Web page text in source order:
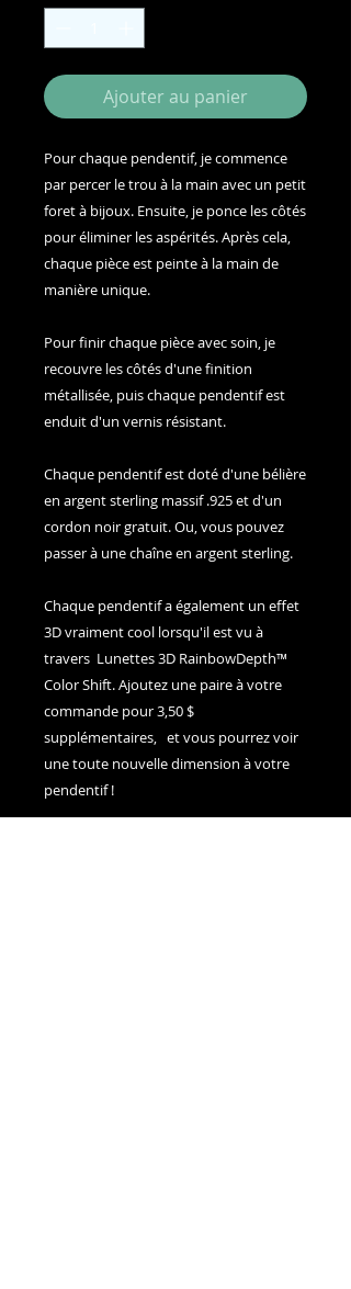
Ajouter au panier
Pour chaque pendentif, je commence
par percer le trou à la main avec un petit
foret à bijoux. Ensuite, je ponce les côtés
pour éliminer les aspérités. Après cela,
chaque pièce est peinte à la main de
manière unique.
Pour finir chaque pièce avec soin, je
recouvre les côtés d'une finition
métallisée, puis chaque pendentif est
enduit d'un vernis résistant.
Chaque pendentif est doté d'une bélière
en argent sterling massif .925 et d'un
cordon noir gratuit. Ou, vous pouvez
passer à une chaîne en argent sterling.
Chaque pendentif a également un effet
3D vraiment cool lorsqu'il est vu à
travers Lunettes 3D RainbowDepth™
Color Shift. Ajoutez une paire à votre
commande pour 3,50 $
supplémentaires, et vous pourrez voir
une toute nouvelle dimension à votre
pendentif !